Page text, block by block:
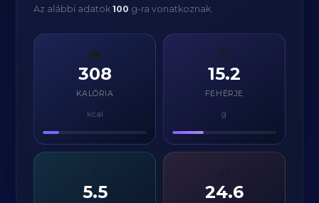
Az alábbi adatok100 g-ra vonatkoznak.
🔥
308
KALÓRIA
kcal
💪
15.2
FEHÉRJE
g
⚡
5.5 24.6